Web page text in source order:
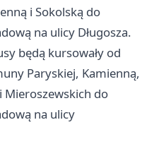
i Sokolską do
na ulicy Długosza.
będą kursowały od
Paryskiej, Kamienną,
Mieroszewskich do
na ulicy